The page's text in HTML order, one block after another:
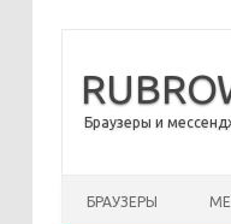
Браузеры и
БРАУЗЕРЫ